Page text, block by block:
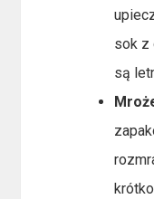
sok z
są